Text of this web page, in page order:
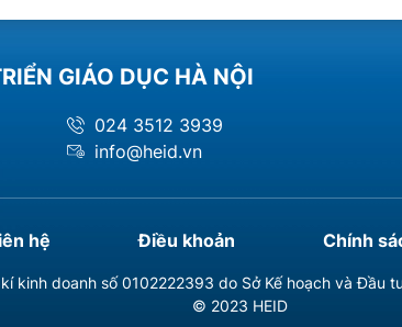
GIÁO DỤC HÀ NỘI
024 3512 3939
info@heid.vn
hệ Điều khoản Chính
kinh doanh số 0102222393 do Sở Kế hoạch và Đầu
© 2023 HEID